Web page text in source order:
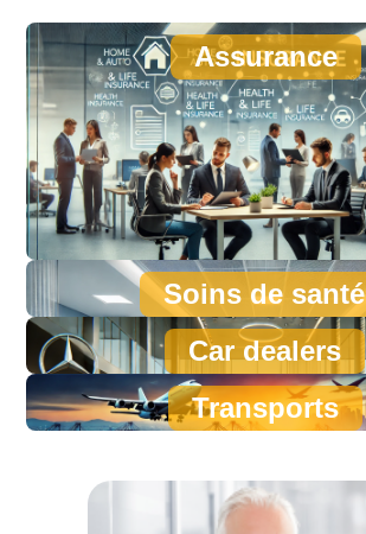
Assurance
Soins de santé
Car dealers
Transports